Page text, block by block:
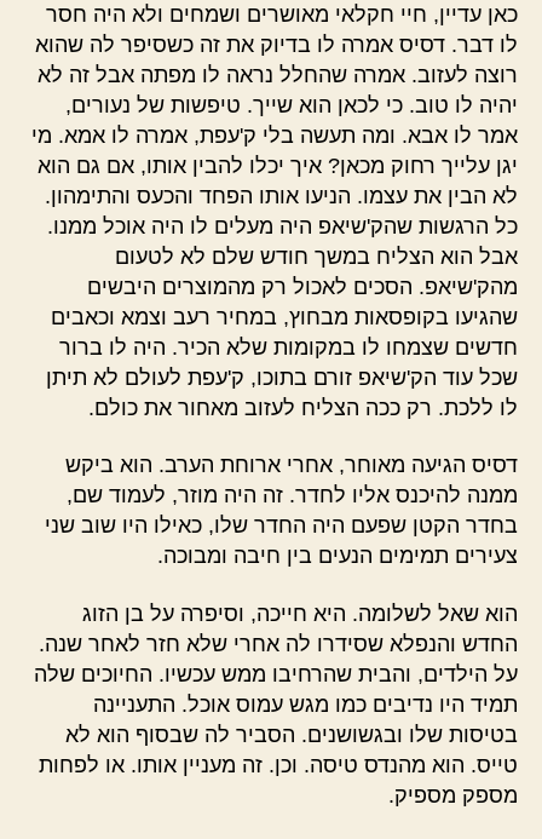
כאן עדיין, חיי חקלאי מאושרים ושמחים ולא היה חסר
לו דבר. דסיס אמרה לו בדיוק את זה כשסיפר לה שהוא
רוצה לעזוב. אמרה שהחלל נראה לו מפתה אבל זה לא
יהיה לו טוב. כי לכאן הוא שייך. טיפשות של נעורים,
אמר לו אבא. ומה תעשה בלי ק'עפת, אמרה לו אמא. מי
יגן עלייך רחוק מכאן? איך יכלו להבין אותו, אם גם הוא
לא הבין את עצמו. הניעו אותו הפחד והכעס והתימהון.
כל הרגשות שהק'שיאפ היה מעלים לו היה אוכל ממנו.
אבל הוא הצליח במשך חודש שלם לא לטעום
מהק'שיאפ. הסכים לאכול רק מהמוצרים היבשים
שהגיעו בקופסאות מבחוץ, במחיר רעב וצמא וכאבים
חדשים שצמחו לו במקומות שלא הכיר. היה לו ברור
שכל עוד הק'שיאפ זורם בתוכו, ק'עפת לעולם לא תיתן
לו ללכת. רק ככה הצליח לעזוב מאחור את כולם.
דסיס הגיעה מאוחר, אחרי ארוחת הערב. הוא ביקש
ממנה להיכנס אליו לחדר. זה היה מוזר, לעמוד שם,
בחדר הקטן שפעם היה החדר שלו, כאילו היו שוב שני
צעירים תמימים הנעים בין חיבה ומבוכה.
הוא שאל לשלומה. היא חייכה, וסיפרה על בן הזוג
החדש והנפלא שסידרו לה אחרי שלא חזר לאחר שנה.
על הילדים, והבית שהרחיבו ממש עכשיו. החיוכים שלה
תמיד היו נדיבים כמו מגש עמוס אוכל. התעניינה
בטיסות שלו ובגשושנים. הסביר לה שבסוף הוא לא
טייס. הוא מהנדס טיסה. וכן. זה מעניין אותו. או לפחות
מספק מספיק.